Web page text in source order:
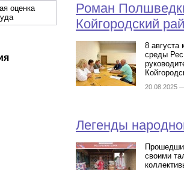
оценка
Роман
Койгородский
8
среды
20.08.2025
Легенды
своими